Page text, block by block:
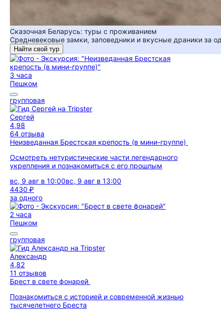
Сказочная Беларусь: туры с проживанием
Средневековые замки, заповедники и вкусные драники за
Найти свой тур
3 часа
Пешком
групповая
Сергей
4,98
64 отзыва
Неизведанная Брестская крепость (в мини-группе)
Осмотреть нетуристические части легендарного
укрепления и познакомиться с его прошлым
вс, 9 авг в 10:00вс, 9 авг в 13:00
4430 ₽
за одного
2 часа
Пешком
групповая
Александр
4,82
11 отзывов
Брест в свете фонарей
Познакомиться с историей и современной жизнью
тысячелетнего Бреста